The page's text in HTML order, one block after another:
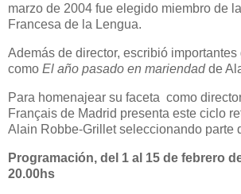
marzo de 2004 fue elegido miembro de
Francesa de la Lengua.
Además de director, escribió
como El año pasado en mariendadde
Para homenajear su faceta como
Français de Madrid presenta este ciclo
Alain Robbe-Grillet seleccionando parte
Programación, del 1 al 15 de febrero
20.00hs